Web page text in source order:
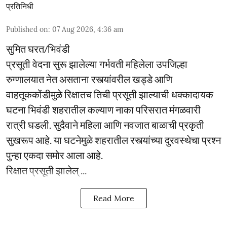
प्रतिनिधी
Published on: 07 Aug 2026, 4:36 am
सुमित घरत/भिवंडी
प्रसूती वेदना सुरू झालेल्या गर्भवती महिलेला उपजिल्हा
रुग्णालयात नेत असताना रस्त्यांवरील खड्डे आणि
वाहतूककोंडीमुळे रिक्षातच तिची प्रसूती झाल्याची धक्कादायक
घटना भिवंडी शहरातील कल्याण नाका परिसरात मंगळवारी
रात्री घडली. सुदैवाने महिला आणि नवजात बाळाची प्रकृती
सुखरूप आहे. या घटनेमुळे शहरातील रस्त्यांच्या दुरवस्थेचा प्रश्न
पुन्हा एकदा समोर आला आहे.
रिक्षात प्रसूती झालेल् ...
Read More